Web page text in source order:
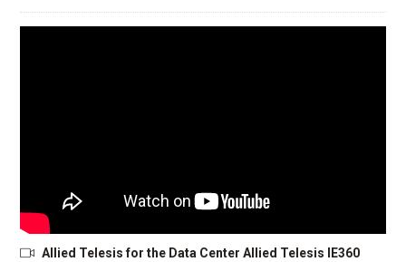
Allied Telesis for the Data Center Allied Telesis IE360